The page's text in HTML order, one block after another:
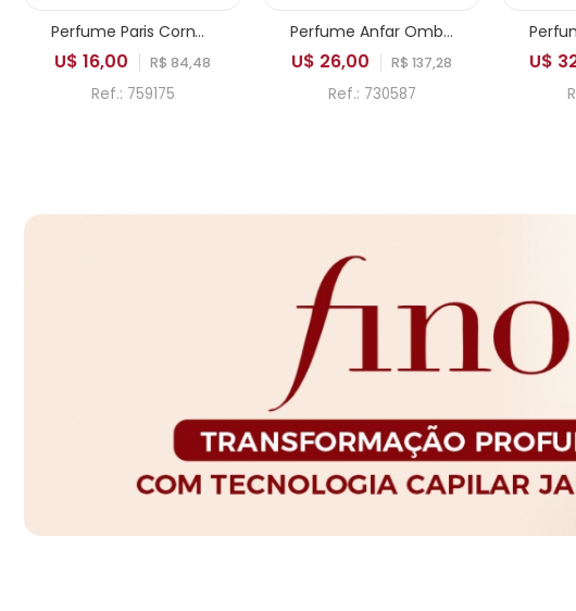
Perfume Paris Corner Pendora Saviour Elixir EDP Masculino 100ml
U$ 16,00 R$ 84,48
Ref.: 759175
Perfume Anfar Ombre Bleu Extrait de Parfum Masculino 50ml
U$ 26,00 R$ 137,28
Ref.: 730587
U$